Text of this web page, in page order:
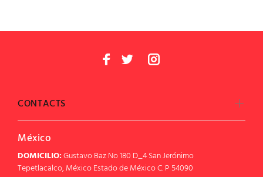
CONTACTS
México
DOMICILIO:Gustavo Baz No 180 D_4 San Jerónimo
Tepetlacalco, México Estado de México C. P 54090